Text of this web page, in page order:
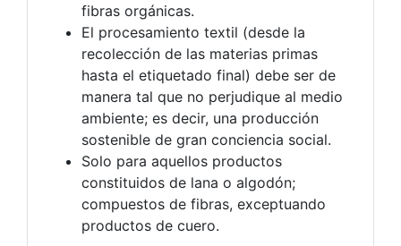
fibras orgánicas.
El procesamiento textil (desde la
recolección de las materias primas
hasta el etiquetado final) debe ser de
manera tal que no perjudique al medio
ambiente; es decir, una producción
sostenible de gran conciencia social.
Solo para aquellos productos
constituidos de lana o algodón;
compuestos de fibras, exceptuando
productos de cuero.